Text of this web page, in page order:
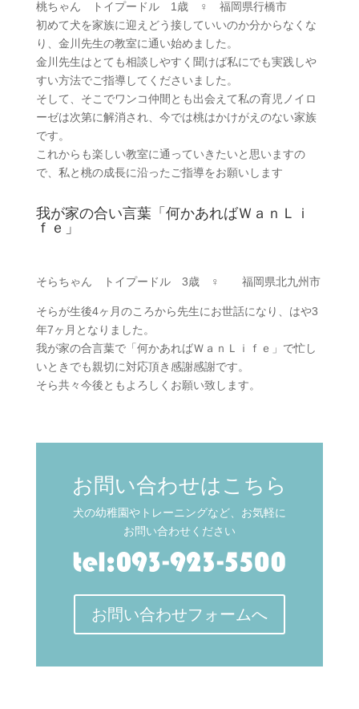
桃ちゃん トイプードル 1歳 ♀ 福岡県行橋市
初めて犬を家族に迎えどう接していいのか分からなくな
り、金川先生の教室に通い始めました。
金川先生はとても相談しやすく聞けば私にでも実践しや
すい方法でご指導してくださいました。
そして、そこでワンコ仲間とも出会えて私の育児ノイロ
ーゼは次第に解消され、今では桃はかけがえのない家族
です。
これからも楽しい教室に通っていきたいと思いますの
で、私と桃の成長に沿ったご指導をお願いします
我が家の合い言葉「何かあればＷａｎＬｉ
ｆｅ」
そらちゃん トイプードル 3歳 ♀ 福岡県北九州市
そらが生後4ヶ月のころから先生にお世話になり、はや3
年7ヶ月となりました。
我が家の合言葉で「何かあればＷａｎＬｉｆｅ」で忙し
いときでも親切に対応頂き感謝感謝です。
そら共々今後ともよろしくお願い致します。
お問い合わせはこちら
犬の幼稚園やトレーニングなど、お気軽に
お問い合わせください
お問い合わせフォームへ